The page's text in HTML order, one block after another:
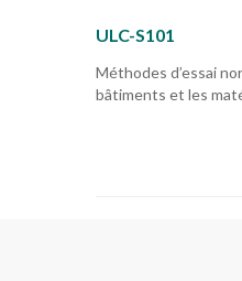
ULC-S101
Méthodes d’essai
bâtiments et les